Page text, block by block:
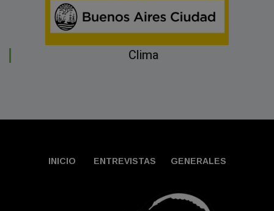
Clima
INICIO ENTREVISTAS GENERALES